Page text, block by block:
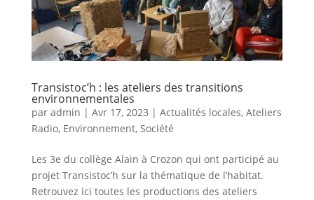
Transistoc’h : les ateliers des transitions
environnementales
par admin | Avr 17, 2023 | Actualités locales, Ateliers
Radio, Environnement, Société
Les 3e du collège Alain à Crozon qui ont participé au
projet Transistoc’h sur la thématique de l’habitat.
Retrouvez ici toutes les productions des ateliers